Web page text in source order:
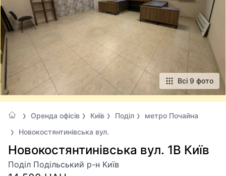
Всі 9 фото
Оренда офісів Київ Поділ
метро Почайна
Новокостянтинівська вул.
Новокостянтинівська вул. 1В Київ
Поділ Подільський р-н Київ